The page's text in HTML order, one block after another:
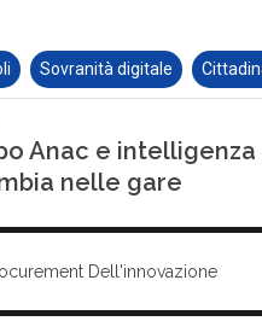
Sovranità digitale
Anac e
nelle gare
Dell'innovazione